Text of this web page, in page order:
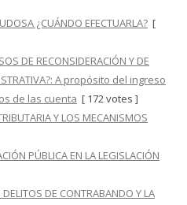
¿CUÁNDO EFECTUARLA? [
DE RECONSIDERACIÓN Y DE
A propósito del ingreso
de las cuenta [ 172 votes ]
Y LOS MECANISMOS
PÚBLICA EN LA LEGISLACIÓN
DE CONTRABANDO Y LA